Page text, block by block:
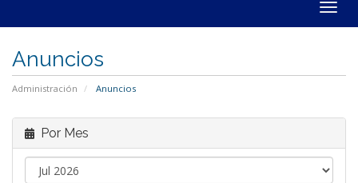
Anuncios
Administración Anuncios
Por Mes